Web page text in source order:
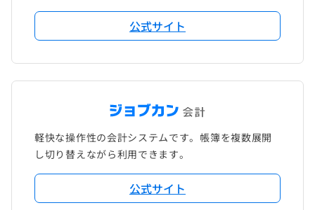
公式サイト
軽快な操作性の会計システムです。帳簿を複数展開
し切り替えながら利用できます。
公式サイト